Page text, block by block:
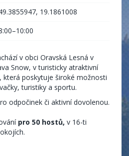
19.1861008
v obci Oravská Lesná v
Snow, v turisticky atraktivní
která poskytuje široké možnosti
turistiky a sportu.
odpočinek či aktivní dovolenou.
pro 50 hostů, v 16-ti